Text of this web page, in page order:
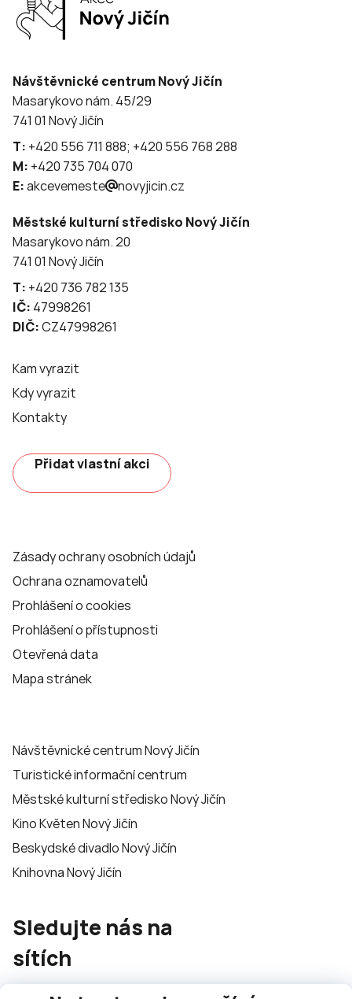
Návštěvnické centrum Nový Jičín
Masarykovo nám. 45/29
741 01 Nový Jičín
T: +420 556 711 888; +420 556 768 288
M: +420 735 704 070
E:akcevemeste novyjicin.cz
Městské kulturní středisko Nový Jičín
Masarykovo nám. 20
741 01 Nový Jičín
T: +420 736 782 135
IČ: 47998261
DIČ:CZ47998261
Kam vyrazit
Kdy vyrazit
Kontakty
Přidat vlastní akci
Zásady ochrany osobních údajů
Ochrana oznamovatelů
Prohlášení o cookies
Prohlášení o přístupnosti
Otevřená data
Mapa stránek
Návštěvnické centrum Nový Jičín
Turistické informační centrum
Městské kulturní středisko Nový Jičín
Kino Květen Nový Jičín
Beskydské divadlo Nový Jičín
Knihovna Nový Jičín
Sledujte nás na
sítích